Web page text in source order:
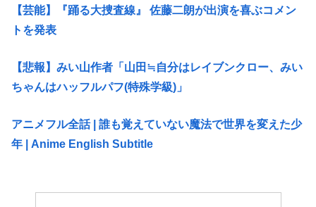
【芸能】『踊る大捜査線』 佐藤二朗が出演を喜ぶコメン
トを発表
【悲報】みい山作者「山田≒自分はレイブンクロー、みい
ちゃんはハッフルパフ(特殊学級)」
アニメフル全話 | 誰も覚えていない魔法で世界を変えた少
年 | Anime English Subtitle